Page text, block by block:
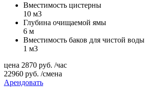
Вместимость цистерны
10 м3
Глубина очищаемой ямы
6 м
Вместимость баков для чистой воды
1 м3
цена 2870 руб. /час
22960 руб. /смена
Арендовать